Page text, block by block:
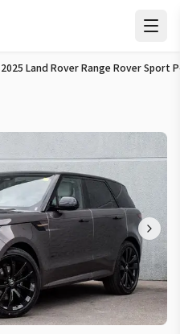
P400 Dynamic SE New
2025 Land Rover Range Rover Sport